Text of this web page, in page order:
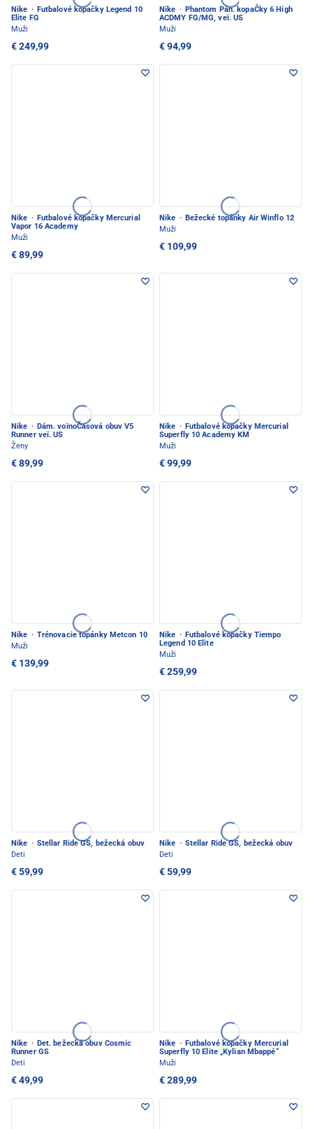
Nike · Futbalové kopačky Legend 10
Elite FG
Muži
€ 249,99
Nike · Phantom Pán. kopaČky 6 High
ACDMY FG/MG, veï. US
Muži
€ 94,99
Nike · Futbalové kopačky Mercurial
Vapor 16 Academy
Muži
€ 89,99
Nike · Bežecké topánky Air Winflo 12
Muži
€ 109,99
Nike · Dám. voïnoČasová obuv V5
Runner veï. US
Ženy
€ 89,99
Nike · Futbalové kopačky Mercurial
Superfly 10 Academy KM
Muži
€ 99,99
Nike · Trénovacie topánky Metcon 10
Muži
€ 139,99
Nike · Futbalové kopačky Tiempo
Legend 10 Elite
Muži
€ 259,99
Nike · Stellar Ride GS, bežecká obuv
Deti
€ 59,99
Nike · Stellar Ride GS, bežecká obuv
Deti
€ 59,99
Nike · Det. bežecká obuv Cosmic
Runner GS
Deti
€ 49,99
Nike · Futbalové kopačky Mercurial
Superfly 10 Elite „Kylian Mbappé“
Muži
€ 289,99